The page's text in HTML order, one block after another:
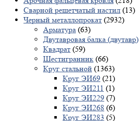
Сварной решетчатый настил (13)
Черный металлопрокат (2932)
Арматура (63)
Двутавровая балка (двутавр)
Квадрат (59)
Шестигранник (66)
Круг стальной (1363)
Круг ЭИ69 (21)
Круг ЭИ211 (1)
Круг ЭИ229 (7)
Круг ЭИ268 (6)
Круг ЭИ283 (5)